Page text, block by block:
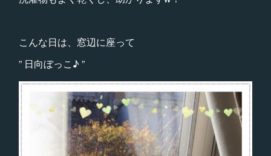
こんな日は、窓辺に座って
” 日向ぼっこ♪ ”